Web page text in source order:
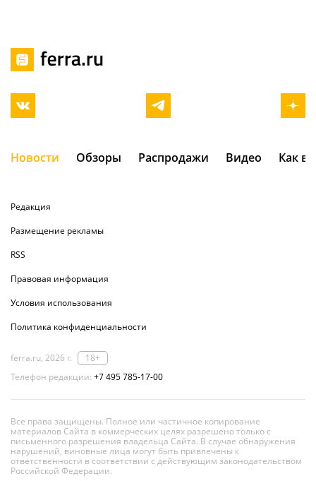
Новости Обзоры Распродажи Видео Как
Редакция
Размещение рекламы
RSS
Правовая информация
Условия использования
Политика конфиденциальности
ferra.ru, 2026 г.
18+
Телефон редакции: +7 495 785-17-00
Все права защищены. Полное или частичное копирование
материалов Сайта в коммерческих целях разрешено только с
письменного разрешения владельца Сайта. В случае обнаружения
нарушений, виновные лица могут быть привлечены к
ответственности в соответствии с действующим законодательством
Российской Федерации.